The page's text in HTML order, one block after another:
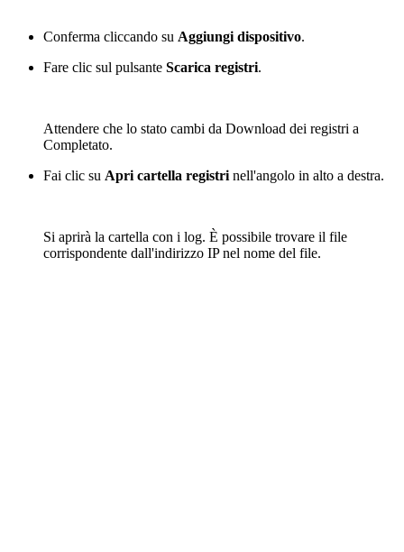
Conferma cliccando su Aggiungi dispositivo.
Fare clic sul pulsante Scarica registri.
Attendere che lo stato cambi da Download dei registri a
Completato.
Fai clic su Apri cartella registrinell'angolo in alto a destra.
Si aprirà la cartella con i log. È possibile trovare il file
corrispondente dall'indirizzo IP nel nome del file.